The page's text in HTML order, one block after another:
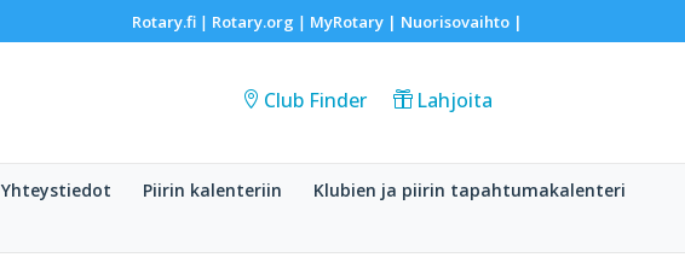
Rotary.fi| Rotary.org | MyRotary | Nuorisovaihto|
Club Finder Lahjoita
Yhteystiedot Piirin kalenteriin
Klubien ja piirin tapahtumakalenteri